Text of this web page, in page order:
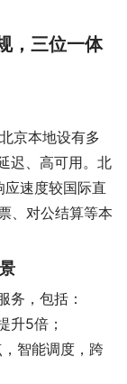
，三位一体
京本地设有多
迟、高可用。北
应速度较国际直
、对公结算等本
务，包括：
升5倍；
智能调度，跨